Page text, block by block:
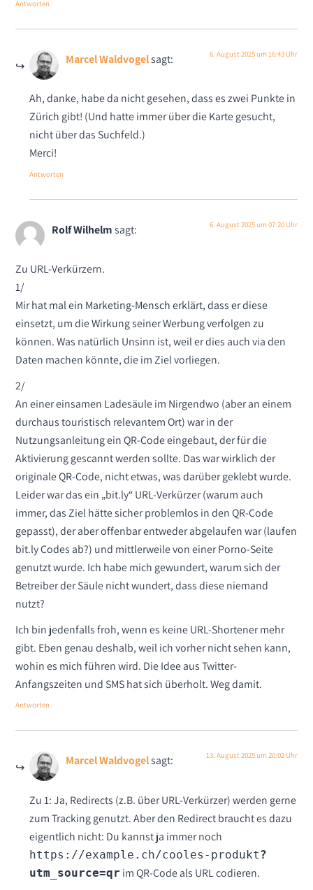
Antworten
Marcel Waldvogelsagt: 6. August 2025 um 16:43 Uhr
Ah, danke, habe da nicht gesehen, dass es zwei Punkte in
Zürich gibt! (Und hatte immer über die Karte gesucht,
nicht über das Suchfeld.)
Merci!
Antworten
Rolf Wilhelm sagt: 6. August 2025 um 07:20 Uhr
Zu URL-Verkürzern.
1/
Mir hat mal ein Marketing-Mensch erklärt, dass er diese
einsetzt, um die Wirkung seiner Werbung verfolgen zu
können. Was natürlich Unsinn ist, weil er dies auch via den
Daten machen könnte, die im Ziel vorliegen.
2/
An einer einsamen Ladesäule im Nirgendwo (aber an einem
durchaus touristisch relevantem Ort) war in der
Nutzungsanleitung ein QR-Code eingebaut, der für die
Aktivierung gescannt werden sollte. Das war wirklich der
originale QR-Code, nicht etwas, was darüber geklebt wurde.
Leider war das ein „bit.ly“ URL-Verkürzer (warum auch
immer, das Ziel hätte sicher problemlos in den QR-Code
gepasst), der aber offenbar entweder abgelaufen war (laufen
bit.ly Codes ab?) und mittlerweile von einer Porno-Seite
genutzt wurde. Ich habe mich gewundert, warum sich der
Betreiber der Säule nicht wundert, dass diese niemand
nutzt?
Ich bin jedenfalls froh, wenn es keine URL-Shortener mehr
gibt. Eben genau deshalb, weil ich vorher nicht sehen kann,
wohin es mich führen wird. Die Idee aus Twitter-
Anfangszeiten und SMS hat sich überholt. Weg damit.
Antworten
Marcel Waldvogelsagt: 13. August 2025 um 20:02 Uhr
Zu 1: Ja, Redirects (z.B. über URL-Verkürzer) werden gerne
zum Tracking genutzt. Aber den Redirect braucht es dazu
eigentlich nicht: Du kannst ja immer noch
https://example.ch/cooles-produkt?
utm_source=qr im QR-Code als URL codieren.